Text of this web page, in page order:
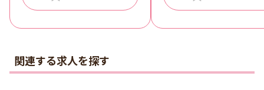
関連する求人を探す